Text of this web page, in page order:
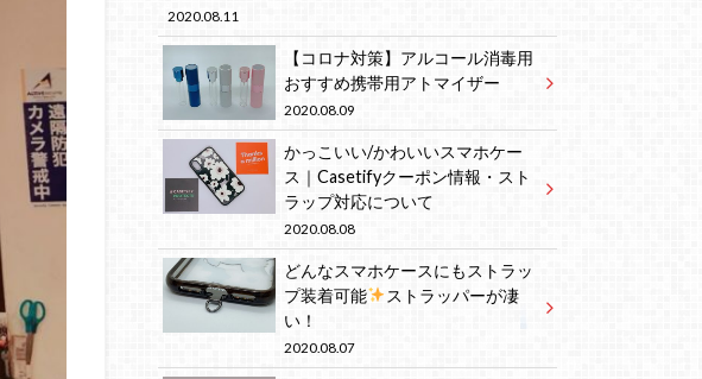
2020.08.11
【コロナ対策】アルコール消毒用
おすすめ携帯用アトマイザー
2020.08.09
かっこいい/かわいいスマホケー
ス｜Casetifyクーポン情報・スト
ラップ対応について
2020.08.08
どんなスマホケースにもストラッ
プ装着可能
ストラッパーが凄
い！
2020.08.07